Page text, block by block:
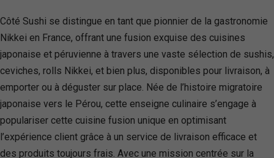
Côté Sushi se distingue en tant que pionnier de la gastronomie
Nikkei en France, offrant une fusion exquise des cuisines
japonaise et péruvienne à travers une vaste sélection de sushis,
ceviches, rolls Nikkei, et bien plus, disponibles pour livraison, à
emporter ou à déguster sur place. Née de l’histoire migratoire
japonaise vers le Pérou, cette enseigne culinaire s’engage à
populariser cette cuisine fusion unique en optimisant
l’expérience client grâce à un service de livraison efficace et
des produits toujours frais. Avec une mission centrée sur la